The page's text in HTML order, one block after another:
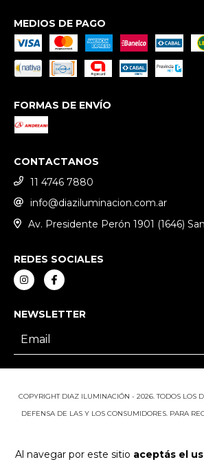
Al navegar por este sitio aceptás el
MEDIOS DE PAGO
FORMAS DE ENVÍO
CONTACTANOS
11 4746 7880
info@diaziluminacion.com.ar
Av. Presidente Perón 1901 (1646)
REDES SOCIALES
NEWSLETTER
COPYRIGHT DIAZ ILUMINACIÓN - 2026. TODOS LOS
DEFENSA DE LAS Y LOS CONSUMIDORES. PARA